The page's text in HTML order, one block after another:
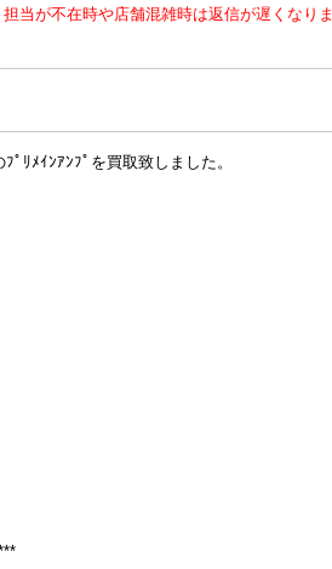
当が不在時や店舗混雑時は返信が遅くなりま
ﾟﾘﾒｲﾝｱﾝﾌﾟを買取致しました。